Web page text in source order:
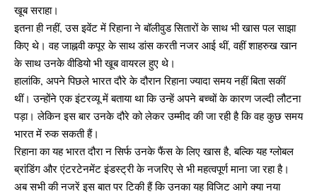
खूब सराहा।
इतना ही नहीं, उस इवेंट में रिहाना ने बॉलीवुड सितारों के साथ भी खास पल साझा
किए थे। वह जाह्नवी कपूर के साथ डांस करती नजर आई थीं, वहीं शाहरुख खान
के साथ उनके वीडियो भी खूब वायरल हुए थे।
हालांकि, अपने पिछले भारत दौरे के दौरान रिहाना ज्यादा समय नहीं बिता सकीं
थीं। उन्होंने एक इंटरव्यू में बताया था कि उन्हें अपने बच्चों के कारण जल्दी लौटना
पड़ा। लेकिन इस बार उनके दौरे को लेकर उम्मीद की जा रही है कि वह कुछ समय
भारत में रुक सकती हैं।
रिहाना का यह भारत दौरा न सिर्फ उनके फैंस के लिए खास है, बल्कि यह ग्लोबल
ब्रांडिंग और एंटरटेनमेंट इंडस्ट्री के नजरिए से भी महत्वपूर्ण माना जा रहा है।
अब सभी की नजरें इस बात पर टिकी हैं कि उनका यह विजिट आगे क्या नया